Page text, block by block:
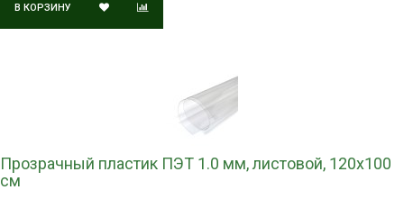
В КОРЗИНУ
Прозрачный пластик ПЭТ 1.0 мм, листовой, 120х100
см